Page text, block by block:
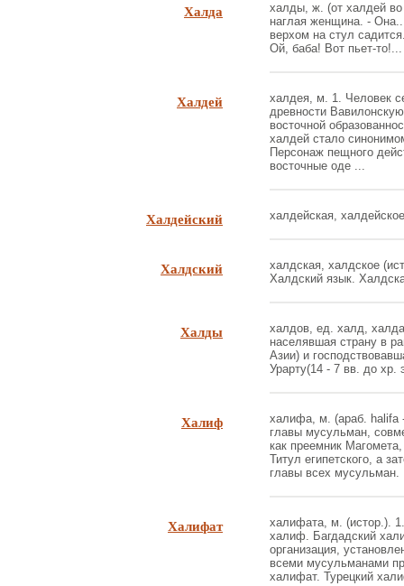
Халда
халды, ж. (от халдей во
наглая женщина. -
верхом на стул
Ой, баба! Вот пьет-
Халдей
халдея, м. 1. Человек
древности
восточной
халдей стало
Персонаж пещного
восточные оде ...
Халдейский халдейская,
Халдский
халдская, халдское
Халдский язык.
Халды
халдов, ед. халд,
населявшая страну в
Азии) и
Урарту(14 - 7 вв. до хр.
Халиф
халифа, м. (араб. halifa
главы мусульман,
как преемник
Титул египетского, а
главы всех мусульман.
Халифат
халифата, м. (истор.). 1.
халиф. Багдадский
организация,
всеми мусульманами
халифат. Турецкий